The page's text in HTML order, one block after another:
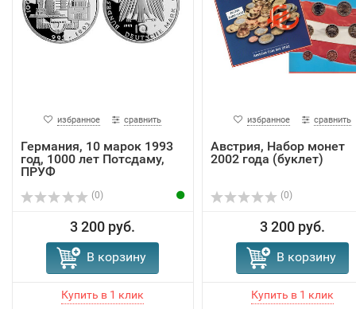
избранное сравнить
Германия, 10 марок 1993
год, 1000 лет Потсдаму,
ПРУФ
(0)
3 200 руб.
В корзину
избранное сравнить
Австрия, Набор монет
2002 года (буклет)
(0)
3 200 руб.
В корзину